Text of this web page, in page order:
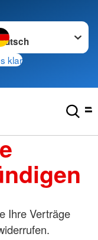
wechseln zu
klar
Ihre Verträge